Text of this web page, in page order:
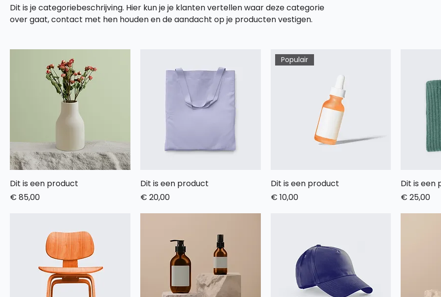
Dit is je categoriebeschrijving. Hier kun je je klanten vertellen waar deze categorie
over gaat, contact met hen houden en de aandacht op je producten vestigen.
Dit is een product
Prijs
€ 85,00
Dit is een product
Prijs
€ 20,00
Populair
Dit is een product
Prijs
€ 10,00
Dit is een
Prijs
€ 25,00